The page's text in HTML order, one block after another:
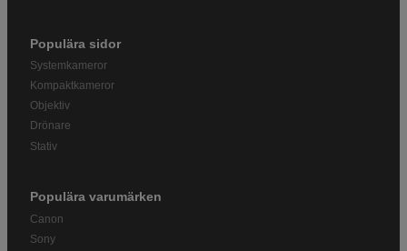
Populära sidor
Systemkameror
Kompaktkameror
Objektiv
Drönare
Stativ
Populära varumärken
Canon
Sony